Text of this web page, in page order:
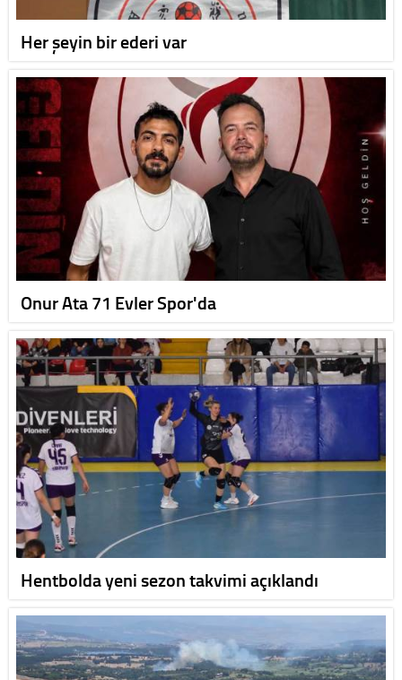
Her şeyin bir ederi var
Onur Ata 71 Evler Spor'da
Hentbolda yeni sezon takvimi açıklandı